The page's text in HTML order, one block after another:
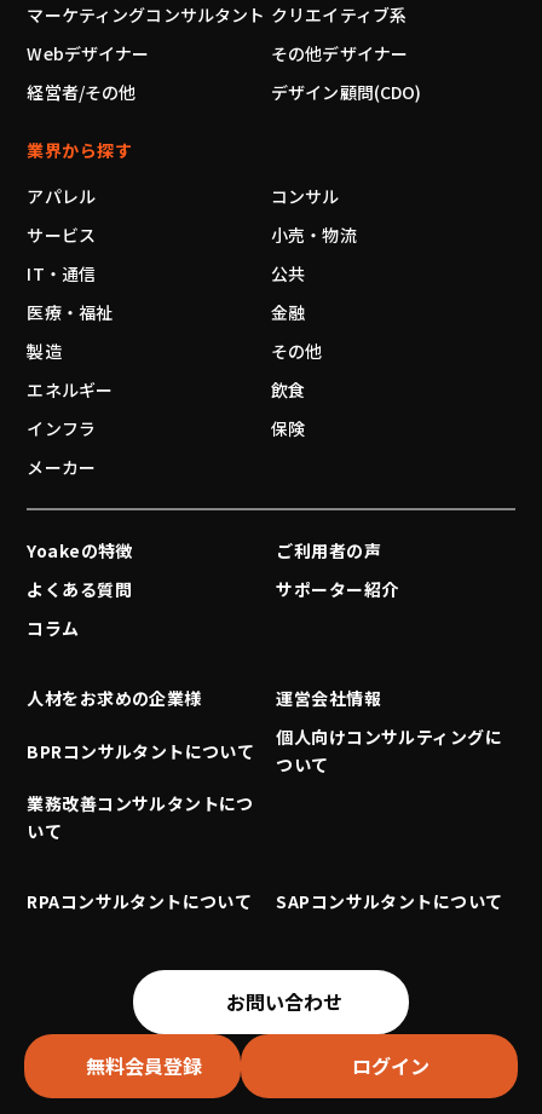
マーケティングコンサルタント クリエイティブ系
Webデザイナー
その他デザイナー
経営者/その他
デザイン顧問(CDO)
業界から探す
アパレル
コンサル
サービス
小売・物流
IT・通信
公共
医療・福祉
金融
製造
その他
エネルギー
飲食
インフラ
保険
メーカー
Yoakeの特徴
ご利用者の声
よくある質問
サポーター紹介
コラム
人材をお求めの企業様 運営会社情報
BPRコンサルタントについて
個人向けコンサルティングに
ついて
業務改善コンサルタントにつ
いて
RPAコンサルタントについて SAPコンサルタントについて
お問い合わせ
無料会員登録 ログイン